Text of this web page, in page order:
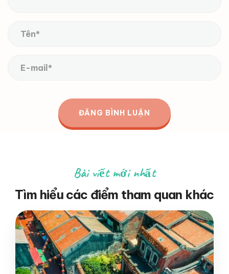
Bài viết mới nhất
Tìm hiểu các điểm tham quan khác